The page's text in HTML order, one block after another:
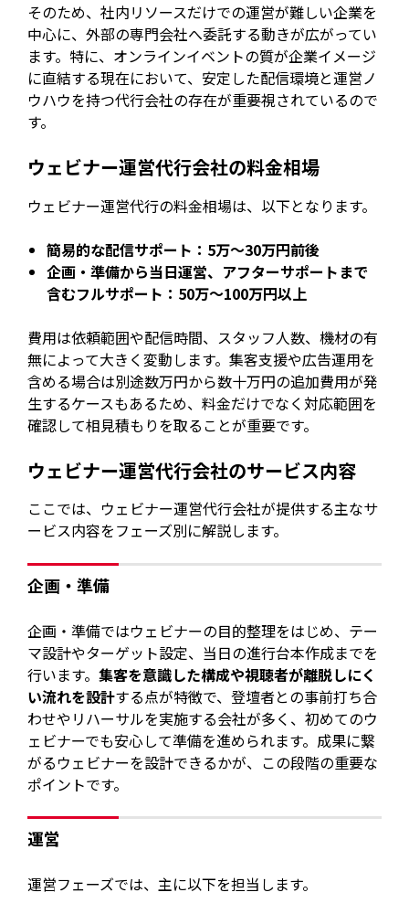
そのため、社内リソースだけでの運営が難しい企業を
中心に、外部の専門会社へ委託する動きが広がってい
ます。特に、オンラインイベントの質が企業イメージ
に直結する現在において、安定した配信環境と運営ノ
ウハウを持つ代行会社の存在が重要視されているので
す。
ウェビナー運営代行会社の料金相場
ウェビナー運営代行の料金相場は、以下となります。
簡易的な配信サポート：5万〜30万円前後
企画・準備から当日運営、アフターサポートまで
含むフルサポート：50万〜100万円以上
費用は依頼範囲や配信時間、スタッフ人数、機材の有
無によって大きく変動します。集客支援や広告運用を
含める場合は別途数万円から数十万円の追加費用が発
生するケースもあるため、料金だけでなく対応範囲を
確認して相見積もりを取ることが重要です。
ウェビナー運営代行会社のサービス内容
ここでは、ウェビナー運営代行会社が提供する主なサ
ービス内容をフェーズ別に解説します。
企画・準備
企画・準備ではウェビナーの目的整理をはじめ、テー
マ設計やターゲット設定、当日の進行台本作成までを
行います。集客を意識した構成や視聴者が離脱しにく
い流れを設計する点が特徴で、登壇者との事前打ち合
わせやリハーサルを実施する会社が多く、初めてのウ
ェビナーでも安心して準備を進められます。成果に繋
がるウェビナーを設計できるかが、この段階の重要な
ポイントです。
運営
運営フェーズでは、主に以下を担当します。